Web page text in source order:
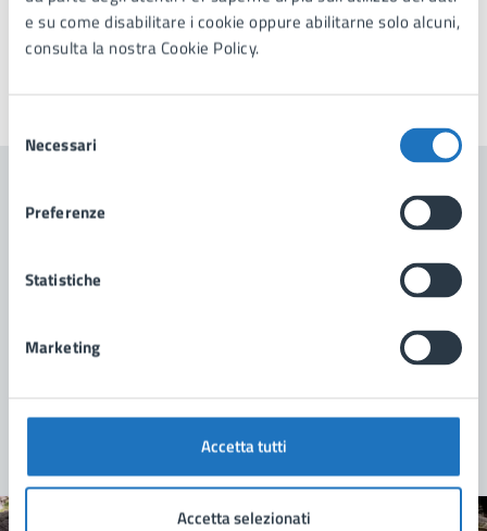
e su come disabilitare i cookie oppure abilitarne solo alcuni,
consulta la nostra Cookie Policy.
delNecessari
Preferenze
Statistiche
Marketing
Accetta tutti
Accetta selezionati
Notizie
Avviso per l'assegnazione di posteggi fuori